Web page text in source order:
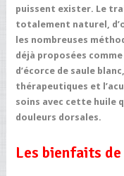
puissent exister. Le
totalement naturel,
les nombreuses
déjà proposées
d’écorce de saule
thérapeutiques et
soins avec cette huile
douleurs dorsales.
Les bienfaits